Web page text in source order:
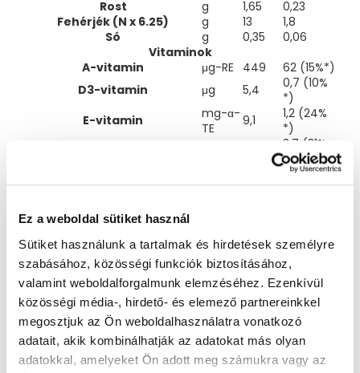
Ez a weboldal sütiket használ
Sütiket használunk a tartalmak és hirdetések személyre
szabásához, közösségi funkciók biztosításához,
valamint weboldalforgalmunk elemzéséhez. Ezenkívül
közösségi média-, hirdető- és elemező partnereinkkel
megosztjuk az Ön weboldalhasználatra vonatkozó
adatait, akik kombinálhatják az adatokat más olyan
adatokkal, amelyeket Ön adott meg számukra vagy az
Rost
g 1,65
0,23
Fehérjék (N x 6.25)
g 13
1,8
Só
g 0,35
0,06
Vitaminok
A-vitamin
μg-RE 449
62 (15%*)
D3-vitamin
μg 5,4
0,7 (10%
*)
E-vitamin
mg-α-
TE
9,1
1,2 (24%
*)
3,7 (31%
*)
C-vitamin
mg 85,9
11,8 (26%
*)
Tiamin
Riboflavin
mg 0,9
*)
Niacin
mg 5,1
0,7 (10%
*)
B6-vitamin
mg 0,3
0,04
Folsav
μg 101,4
14 (11%*)
B12-vitamin
μg 0,7
0,1 (12%*)
Pantoténsav
mg 3,3
0,45 (15%
*)